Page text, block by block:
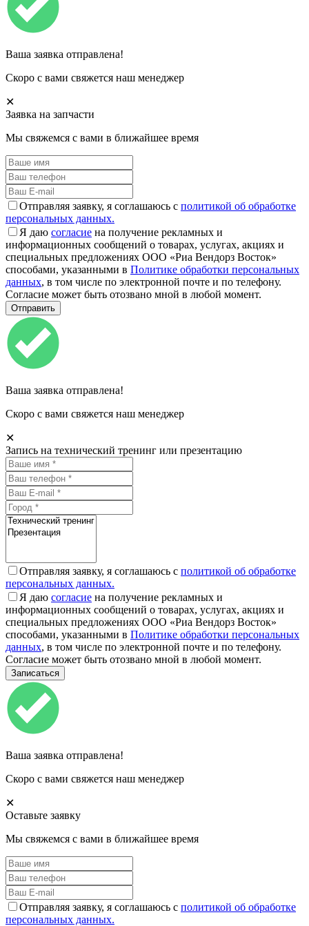
Ваша заявка отправлена!
Скоро с вами свяжется наш менеджер
✕
Заявка на запчасти
Мы свяжемся с вами в ближайшее время
Отправляя заявку, я соглашаюсь с политикой об обработке
персональных данных.
Я даю согласие на получение рекламных и
информационных сообщений о товарах, услугах, акциях и
специальных предложениях ООО «Риа Вендорз Восток»
способами, указанными в Политике обработки персональных
данных, в том числе по электронной почте и по телефону.
Согласие может быть отозвано мной в любой момент.
Ваша заявка отправлена!
Скоро с вами свяжется наш менеджер
✕
Запись на технический тренинг или презентацию
Отправляя заявку, я соглашаюсь с политикой об обработке
персональных данных.
Я даю согласие на получение рекламных и
информационных сообщений о товарах, услугах, акциях и
специальных предложениях ООО «Риа Вендорз Восток»
способами, указанными в Политике обработки персональных
данных, в том числе по электронной почте и по телефону.
Согласие может быть отозвано мной в любой момент.
Ваша заявка отправлена!
Скоро с вами свяжется наш менеджер
✕
Оставьте заявку
Мы свяжемся с вами в ближайшее время
Отправляя заявку, я соглашаюсь с политикой об обработке
персональных данных.